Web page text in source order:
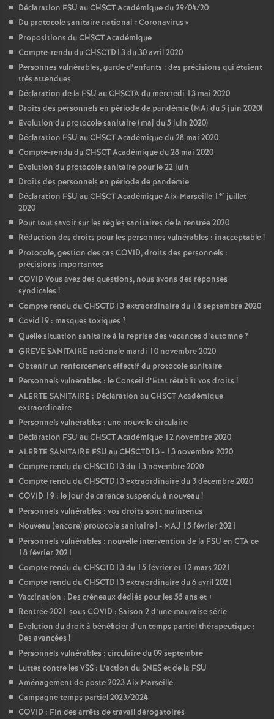
Déclaration FSU au CHSCT Académique du 29/04/20
Du protocole sanitaire national «Coronavirus »
Propositions du CHSCT Académique
Compte-rendu du CHSCTD13 du 30 avril 2020
Personnes vulnérables, garde d’enfants : des précisions qui étaient
très attendues
Déclaration de la FSU au CHSCTA du mercredi 13 mai 2020
Droits des personnels en période de pandémie (MAj du 5 juin 2020)
Evolution du protocole sanitaire (maj du 5 juin 2020)
Déclaration FSU au CHSCT Académique du 28 mai 2020
Compte-rendu du CHSCT Académique du 28 mai 2020
Evolution du protocole sanitaire pour le 22 juin
Droits des personnels en période de pandémie
Déclaration FSU au CHSCT Académique Aix-Marseille 1 er juillet
2020
Pour tout savoir sur les règles sanitaires de la rentrée 2020
Réduction des droits pour les personnes vulnérables : inacceptable!
Protocole, gestion des cas COVID, droits des personnels :
précisions importantes
COVID Vous avez des questions, nous avons des réponses
syndicales !
Compte rendu du CHSCTD13 extraordinaire du 18 septembre 2020
Covid19 : masques toxiques ?
Quelle situation sanitaire à la reprise des vacances d’automne?
GREVE SANITAIRE nationale mardi 10 novembre 2020
Obtenir un renforcement effectif du protocole sanitaire
Personnels vulnérables : le Conseil d’Etat rétablit vos droits !
ALERTE SANITAIRE : Déclaration au CHSCT Académique
extraordinaire
Personnels vulnérables : une nouvelle circulaire
Déclaration FSU au CHSCT Académique 12 novembre 2020
ALERTE SANITAIRE FSU au CHSCTD13 - 13 novembre 2020
Compte rendu du CHSCTD13 du 13 novembre 2020
Compte rendu du CHSCTD13 extraordinaire du 3 décembre 2020
COVID 19 : le jour de carence suspendu à nouveau!
Personnels vulnérables : vos droits sont maintenus
Nouveau (encore) protocole sanitaire! - MAJ 15 février 2021
Personnels vulnérables : nouvelle intervention de la FSU en CTA ce
18 février 2021
Compte rendu du CHSCTD13 du 15 février et 12 mars 2021
Compte rendu du CHSCTD13 extraordinaire du 6 avril 2021
Vaccination : Des créneaux dédiés pour les 55 ans et +
Rentrée 2021 sous COVID : Saison 2 d’une mauvaise série
Evolution du droit à bénéficier d’un temps partiel thérapeutique :
Des avancées !
Personnels vulnérables : circulaire du 09 septembre
Luttes contre les VSS : L’action du SNES et de la FSU
Aménagement de poste 2023 Aix Marseille
Campagne temps partiel 2023/2024
COVID : Fin des arrêts de travail dérogatoires